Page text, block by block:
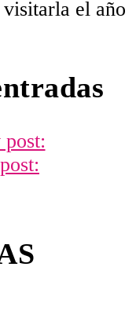
visitarla el año
post: